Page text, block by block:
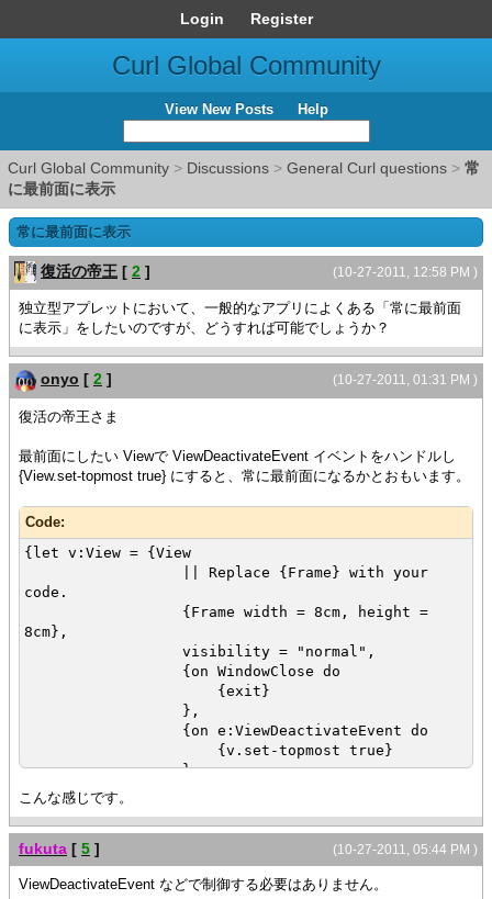
Login Register
Curl Global Community
View New Posts Help
Curl Global Community > Discussions > General Curl questions > 常
に最前面に表示
常に最前面に表示
(10-27-2011, 12:58 PM )
復活の帝王 [ 2 ]
独立型アプレットにおいて、一般的なアプリによくある「常に最前面
に表示」をしたいのですが、どうすれば可能でしょうか？
(10-27-2011, 01:31 PM )
onyo [ 2 ]
復活の帝王さま
最前面にしたい Viewで ViewDeactivateEvent イベントをハンドルし
{View.set-topmost true} にすると、常に最前面になるかとおもいます。
Code:
{let v:View = {View
|| Replace {Frame} with your
code.
{Frame width = 8cm, height =
8cm},
visibility = "normal",
{on WindowClose do
{exit}
},
{on e:ViewDeactivateEvent do
{v.set-topmost true}
}
}
}
{v.raise}
こんな感じです。
(10-27-2011, 05:44 PM )
fukuta [ 5 ]
ViewDeactivateEvent などで制御する必要はありません。